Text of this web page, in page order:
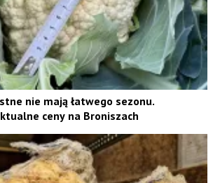
nie mają łatwego sezonu.
ceny na Broniszach